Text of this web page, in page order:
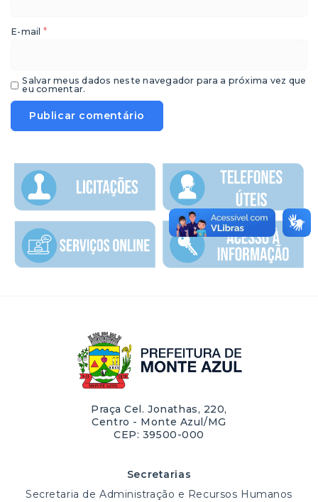
E-mail *
Salvar meus dados neste navegador para a próxima vez que
eu comentar.
Praça Cel. Jonathas, 220,
Centro - Monte Azul/MG
CEP: 39500-000
Secretarias
Secretaria de Administração e Recursos Humanos